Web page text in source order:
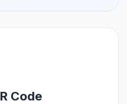
Code